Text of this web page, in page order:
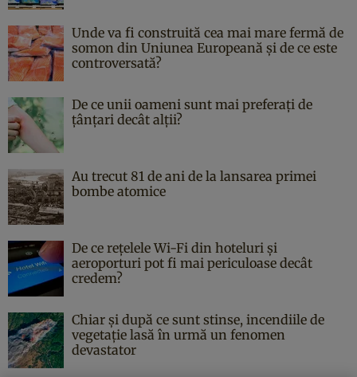
Unde va fi construită cea mai mare fermă de
somon din Uniunea Europeană și de ce este
controversată?
De ce unii oameni sunt mai preferați de
țânțari decât alții?
Au trecut 81 de ani de la lansarea primei
bombe atomice
De ce rețelele Wi-Fi din hoteluri și
aeroporturi pot fi mai periculoase decât
credem?
Chiar și după ce sunt stinse, incendiile de
vegetație lasă în urmă un fenomen
devastator